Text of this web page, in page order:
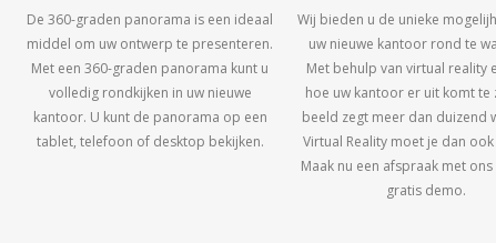
De 360-graden panorama is een ideaal
middel om uw ontwerp te presenteren.
Met een 360-graden panorama kunt u
volledig rondkijken in uw nieuwe
kantoor. U kunt de panorama op een
tablet, telefoon of desktop bekijken.
Wij bieden u de unieke
uw nieuwe kantoor rond te
Met behulp van virtual reality
hoe uw kantoor er uit komt te
beeld zegt meer dan duizend
Virtual Reality moet je dan
Maak nu een afspraak met
gratis demo.